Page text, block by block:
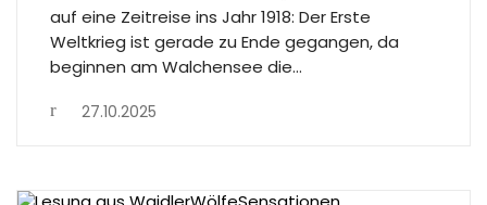
auf eine Zeitreise ins Jahr 1918: Der Erste
Weltkrieg ist gerade zu Ende gegangen, da
beginnen am Walchensee die…
27.10.2025